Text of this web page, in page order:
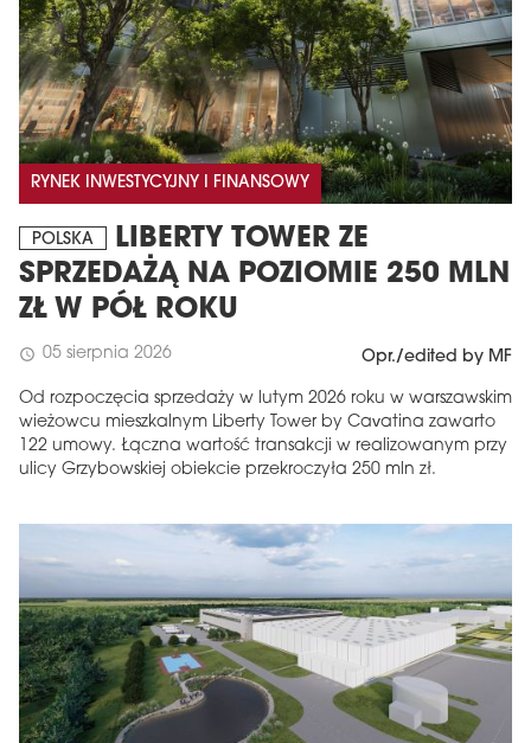
RYNEK INWESTYCYJNY I FINANSOWY
POLSKA
LIBERTY TOWER ZE
SPRZEDAŻĄ NA POZIOMIE 250 MLN
ZŁ W PÓŁ ROKU
schedule 05 sierpnia 2026 Opr./edited by MF
Od rozpoczęcia sprzedaży w lutym 2026 roku w warszawskim
wieżowcu mieszkalnym Liberty Tower by Cavatina zawarto
122 umowy. Łączna wartość transakcji w realizowanym przy
ulicy Grzybowskiej obiekcie przekroczyła 250 mln zł.